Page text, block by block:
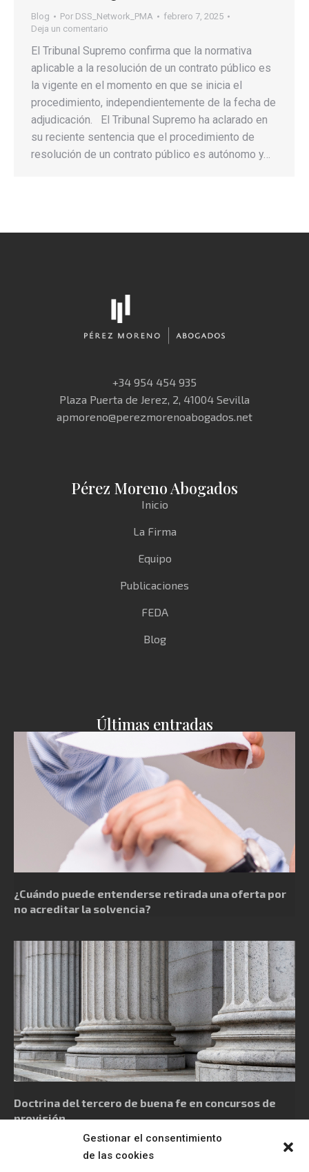
Gestionar el consentimiento
de las cookies
Blog Por DSS_Network_PMA
febrero 7, 2025
Deja un comentario
El Tribunal Supremo confirma que la normativa
aplicable a la resolución de un contrato público es
la vigente en el momento en que se inicia el
procedimiento, independientemente de la fecha de
adjudicación. El Tribunal Supremo ha aclarado en
su reciente sentencia que el procedimiento de
resolución de un contrato público es autónomo y…
+34 954 454 935
Plaza Puerta de Jerez, 2, 41004 Sevilla
apmoreno@perezmorenoabogados.net
Pérez Moreno Abogados
Inicio
La Firma
Equipo
Publicaciones
FEDA
Blog
Últimas entradas
¿Cuándo puede entenderse retirada una oferta por
no acreditar la solvencia?
Doctrina del tercero de buena fe en concursos de
provisión